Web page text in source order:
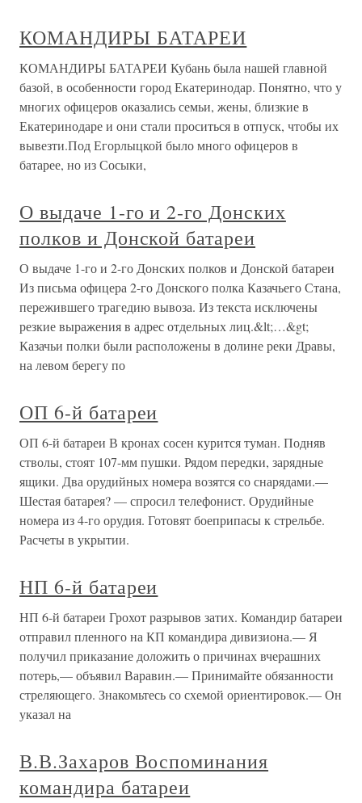
КОМАНДИРЫ БАТАРЕИ
КОМАНДИРЫ БАТАРЕИ Кубань была нашей главной
базой, в особенности город Екатеринодар. Понятно, что у
многих офицеров оказались семьи, жены, близкие в
Екатеринодаре и они стали проситься в отпуск, чтобы их
вывезти.Под Егорлыцкой было много офицеров в
батарее, но из Сосыки,
О выдаче 1-го и 2-го Донских
полков и Донской батареи
О выдаче 1-го и 2-го Донских полков и Донской батареи
Из письма офицера 2-го Донского полка Казачьего Стана,
пережившего трагедию вывоза. Из текста исключены
резкие выражения в адрес отдельных лиц.&lt;…&gt;
Казачьи полки были расположены в долине реки Дравы,
на левом берегу по
ОП 6-й батареи
ОП 6-й батареи В кронах сосен курится туман. Подняв
стволы, стоят 107-мм пушки. Рядом передки, зарядные
ящики. Два орудийных номера возятся со снарядами.—
Шестая батарея? — спросил телефонист. Орудийные
номера из 4-го орудия. Готовят боеприпасы к стрельбе.
Расчеты в укрытии.
НП 6-й батареи
НП 6-й батареи Грохот разрывов затих. Командир батареи
отправил пленного на КП командира дивизиона.— Я
получил приказание доложить о причинах вчерашних
потерь,— объявил Варавин.— Принимайте обязанности
стреляющего. Знакомьтесь со схемой ориентировок.— Он
указал на
В.В.Захаров Воспоминания
командира батареи